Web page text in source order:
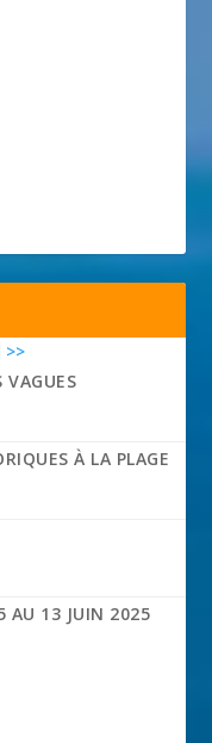
>>
VAGUES
À LA PLAGE
AU 13 JUIN 2025